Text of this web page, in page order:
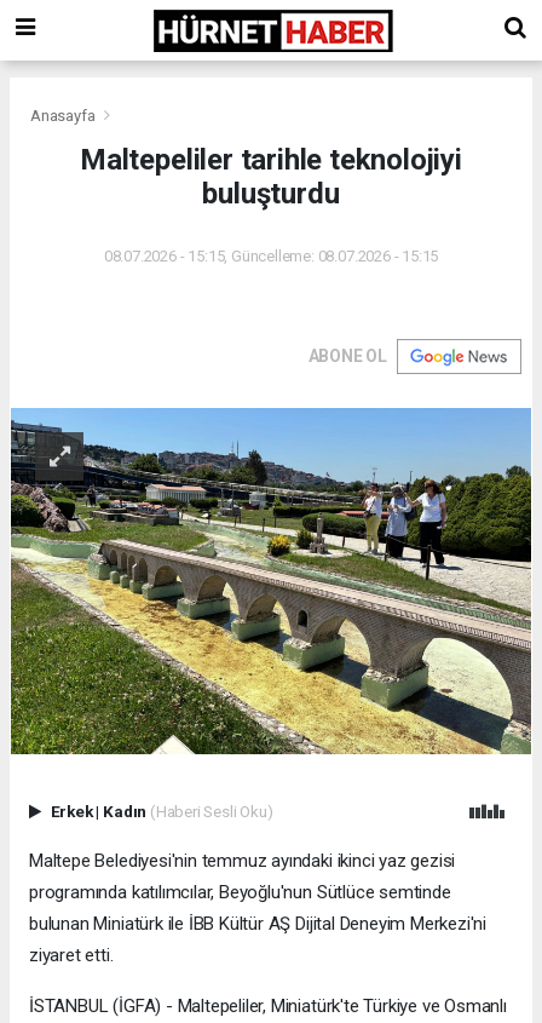
Anasayfa
Maltepeliler tarihle teknolojiyi
buluşturdu
08.07.2026 - 15:15, Güncelleme: 08.07.2026 - 15:15
ABONE OL
Erkek| Kadın (Haberi Sesli Oku)
Maltepe Belediyesi'nin temmuz ayındaki ikinci yaz gezisi
programında katılımcılar, Beyoğlu'nun Sütlüce semtinde
bulunan Miniatürk ile İBB Kültür AŞ Dijital Deneyim Merkezi'ni
ziyaret etti.
İSTANBUL (İGFA) - Maltepeliler, Miniatürk'te Türkiye ve Osmanlı